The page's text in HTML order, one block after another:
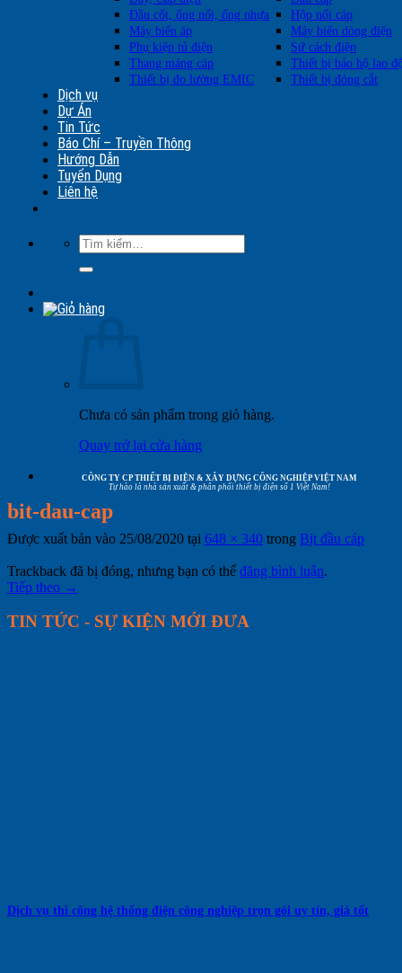
Đầu cốt, ống nối, ống nhựa
Hộp nối cáp
Máy biến áp
Máy biến dòng điện
Phụ kiện tủ điện
Sứ cách điện
Thang máng cáp
Thiết bị bảo hộ lao
Thiết bị đo lường EMIC
Thiết bị đóng cắt
Dịch vụ
Dự Án
Tin Tức
Báo Chí – Truyền Thông
Hướng Dẫn
Tuyển Dụng
Liên hệ
Tìm
kiếm:
Chưa có sản phẩm trong giỏ hàng.
Quay trở lại cửa hàng
CÔNG TY CP THIẾT BỊ ĐIỆN & XÂY DỰNG CÔNG NGHIỆP VIỆT NAM
Tự hào là nhà sản xuất & phân phối thiết bị điện số 1 Việt Nam!
bit-dau-cap
Được xuất bản vào 25/08/2020 tại 648 × 340 trong Bịt đầu cáp
Trackback đã bị đóng, nhưng bạn có thể đăng bình luận.
Tiếp theo →
TIN TỨC - SỰ KIỆN MỚI ĐƯA
Dịch vụ thi công hệ thống điện công nghiệp trọn gói uy tín, giá tốt